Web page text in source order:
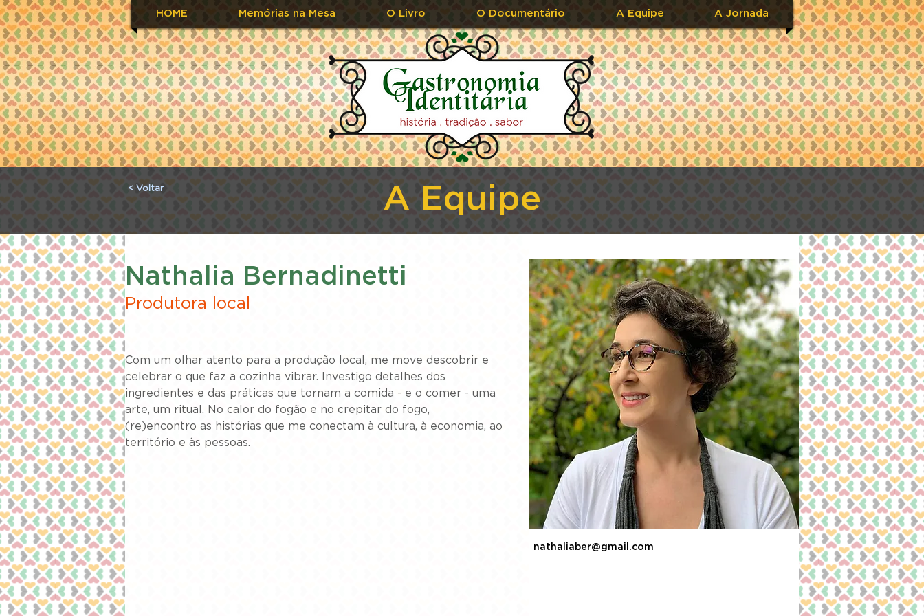
HOME Memórias na Mesa O Livro O Documentário A Equipe A Jornada
< Voltar A Equipe
Nathalia Bernadinetti
Produtora local
Com um olhar atento para a produção local, me move descobrir e
celebrar o que faz a cozinha vibrar. Investigo detalhes dos
ingredientes e das práticas que tornam a comida - e o comer - uma
arte, um ritual. No calor do fogão e no crepitar do fogo,
(re)encontro as histórias que me conectam à cultura, à economia, ao
território e às pessoas.
nathaliaber@gmail.com